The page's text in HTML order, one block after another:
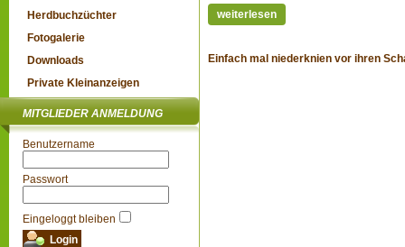
Herdbuchzüchter
Fotogalerie
Downloads
Private Kleinanzeigen
MITGLIEDER ANMELDUNG
Benutzername
Passwort
Eingeloggt bleiben
weiterlesen
Einfach mal niederknien vor ihren